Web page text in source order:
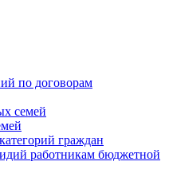
по договорам
семей
граждан
работникам бюджетной